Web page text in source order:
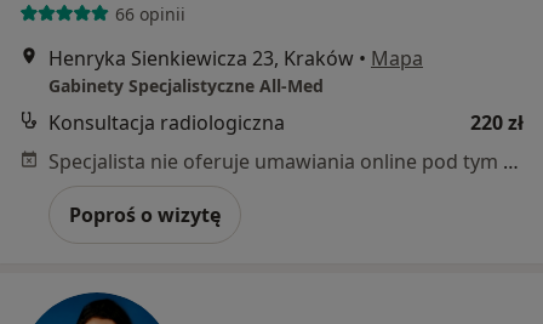
66 opinii
Henryka Sienkiewicza 23, Kraków • Mapa
Gabinety Specjalistyczne All-Med
Konsultacja radiologiczna
220 zł
Specjalista nie oferuje umawiania online pod tym adresem.
Poproś o wizytę